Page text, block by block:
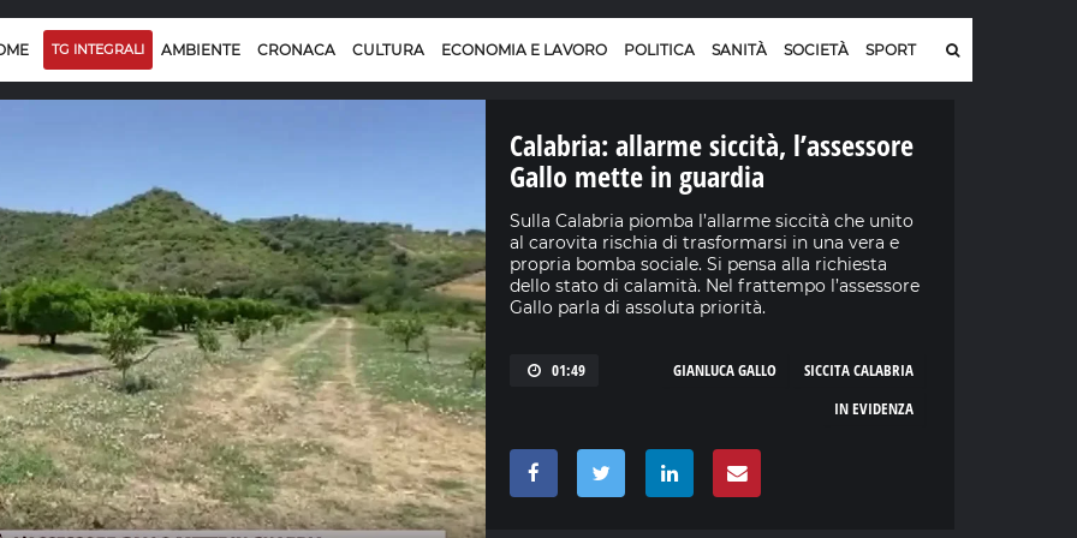
TG INTEGRALI AMBIENTE CRONACA CULTURA ECONOMIA E LAVORO POLITICA SANITÀ SOCIETÀ SPORT
Calabria: allarme siccità, l’assessore
Gallo mette in guardia
Sulla Calabria piomba l’allarme siccità che unito
al carovita rischia di trasformarsi in una vera e
propria bomba sociale. Si pensa alla richiesta
dello stato di calamità. Nel frattempo l’assessore
Gallo parla di assoluta priorità.
01:49 SICCITA CALABRIA
GIANLUCA GALLO
IN EVIDENZA